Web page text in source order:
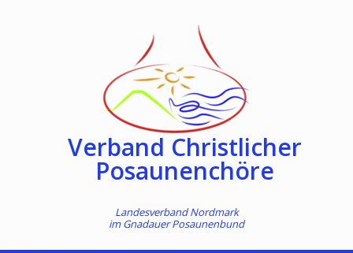
Verband Christlicher
Posaunenchöre
Landesverband Nordmark
imGnadauer Posaunenbund